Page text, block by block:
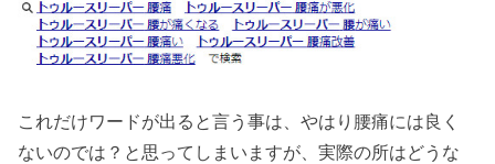
これだけワードが出ると言う事は、やはり腰痛には良く
ないのでは？と思ってしまいますが、実際の所はどうな